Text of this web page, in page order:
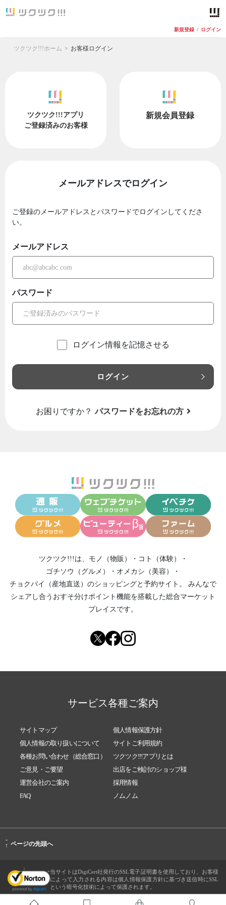
新規登録 / ログイン
ツクツク!!!ホーム お客様ログイン
ツクツク!!!アプリ
ご登録済みのお客様
新規会員登録
メールアドレスでログイン
ご登録のメールアドレスとパスワードでログインしてくださ
い。
メールアドレス
パスワード
ログイン情報を記憶させる
ログイン
お困りですか？ パスワードをお忘れの方
ツクツク!!!は、 モノ（物販） ・ コト（体験）
・
ゴチソウ（グルメ）
・ オメカシ（美容）
・
チョクバイ（産地直送） のショッピングと予約サイト。
みんなで
シェアし合う おすそ分けポイント機能を搭載した総合マーケット
プレイスです。
サービス各種ご案内
サイトマップ
個人情報保護方針
個人情報の取り扱いについて
サイトご利用規約
各種お問い合わせ（総合窓口）
ツクツク!!!アプリとは
ご意見・ご要望
出店をご検討のショップ様
運営会社のご案内
採用情報
FAQ
ノムノム
-
↑ ページの先頭へ
当サイトはDigiCert社発行のSSL電子証明書を使用しており、お客様
によって入力される内容は個人情報保護方針に基づき送信時にSSL
という暗号化技術によって保護されます。